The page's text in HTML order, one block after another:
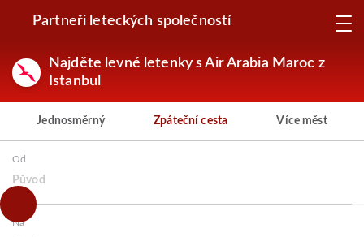
Partneři leteckých společností
Najděte levné letenky s Air Arabia Maroc z
Istanbul
Jednosměrný Zpáteční cesta Více měst
Od
Původ
Na